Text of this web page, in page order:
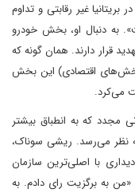
غیر رقابتی و تداوم
به دنبال او، بخش خودرو
قرار دارند. همان گونه که
بخش‌های اقتصادی) این بخش
می‌‌کرد.
مجدد که به انطباق بیشتر
به نظر می‌رسد. ریشی سوناک،
در روز ۲۱ نوامبر ۲۰۲۲، در دیداری با اصلی‌‌ترین سازمان
به برگزیت رای دادم. به